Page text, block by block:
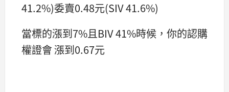
41.2%)委賣0.48元(SIV 41.6%)
當標的漲到7%且BIV 41%時候，你的認購
權證會 漲到0.67元